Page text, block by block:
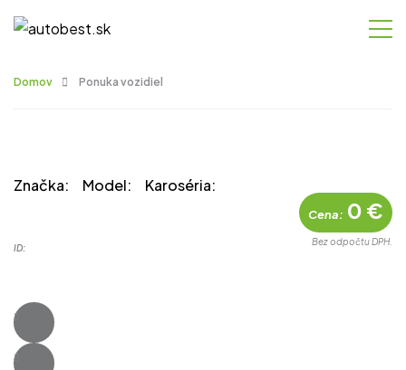
Domov Ponuka vozidiel
Značka: Model: Karoséria:
ID:
Cena: 0 €
Bez odpočtu DPH.